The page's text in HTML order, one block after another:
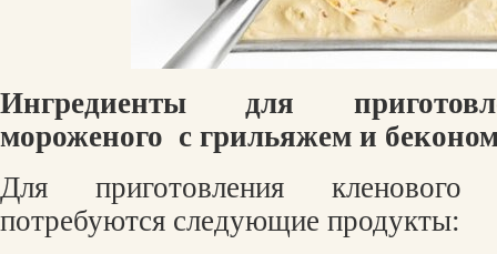
Ингредиенты для
мороженого с грильяжем и
Для приготовления
потребуются следующие продукты: